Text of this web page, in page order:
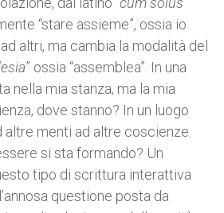
“stare assieme”, ossia io
altri, ma cambia la modalità del
” ossia “assemblea”. In una
nella mia stanza, ma la mia
dove stanno? In un luogo
menti ad altre coscienze.
si sta formando? Un
tipo di scrittura interattiva
questione posta da